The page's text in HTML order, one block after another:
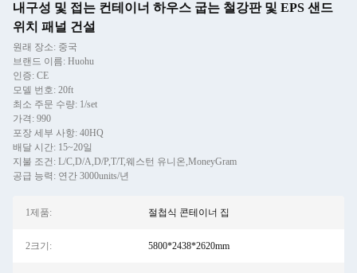
내구성 및 접는 컨테이너 하우스 굽는 철강판 및 EPS 샌드
위치 패널 건설
원래 장소: 중국
브랜드 이름: Huohu
인증: CE
모델 번호: 20ft
최소 주문 수량: 1/set
가격: 990
포장 세부 사항: 40HQ
배달 시간: 15~20일
지불 조건: L/C,D/A,D/P,T/T,웨스턴 유니온,MoneyGram
공급 능력: 연간 3000units/년
1제품: 절첩식 콘테이너 집
2크기: 5800*2438*2620mm